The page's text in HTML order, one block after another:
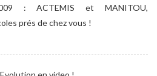
: ACTEMIS et MANITOU,
prés de chez vous !